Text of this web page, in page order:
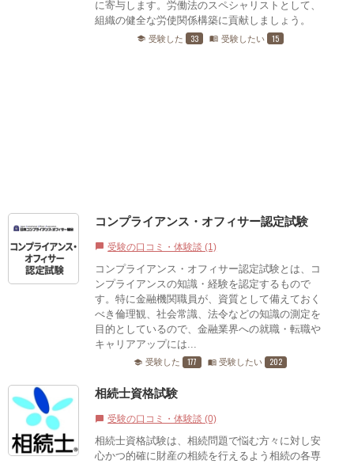
に寄与します。​労働法のスペシャリストとして、
組織の健全な労使関係構築に貢献しましょう。
school 受験した 33 menu_book 受験したい 15
コンプライアンス・オフィサー認定試験
chat_bubble 受験の口コミ・体験談 (1)
コンプライアンス・オフィサー認定試験とは、コ
ンプライアンスの知識・経験を認定するもので
す。特に金融機関職員が、資質として備えておく
べき倫理観、社会常識、法令などの知識の測定を
目的としているので、金融業界への就職・転職や
キャリアアップには...
school 受験した 177 menu_book 受験したい 202
相続士資格試験
chat_bubble 受験の口コミ・体験談 (0)
相続士資格試験は、相続問題で悩む方々に対し安
心かつ的確に財産の相続を行えるよう相続の各専